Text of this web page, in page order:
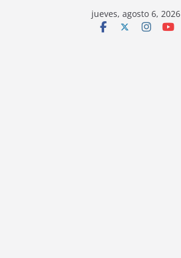
jueves, agosto 6, 2026